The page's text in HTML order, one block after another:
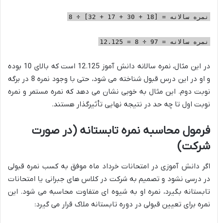
نمره سالانه = [18 + 30 + 17 + 32] ÷ 8
نمره سالانه = 97 ÷ 8 = 12.125
در این مثال، نمره سالانه دانش آموز 12.125 است که بالای 10 بوده
و او در این درس قبول شناخته می شود، حتی با وجود نمره 8 در برگه
نوبت دوم. این مثال به خوبی نشان می دهد که نمره مستمر و نمره
نوبت اول تا چه حد در نتیجه نهایی تأثیرگذار هستند.
فرمول محاسبه نمره تابستانه (در صورت
شرکت)
اگر دانش آموزی در امتحانات خرداد ماه موفق به کسب نمره قبولی
در درسی نشود و تصمیم به شرکت در کلاس های جبرانی یا امتحانات
تابستانه بگیرد، نمره او به شیوه ای متفاوت محاسبه می شود. این
نمره برای تعیین قبولی در دوره تابستانه ملاک قرار می گیرد: